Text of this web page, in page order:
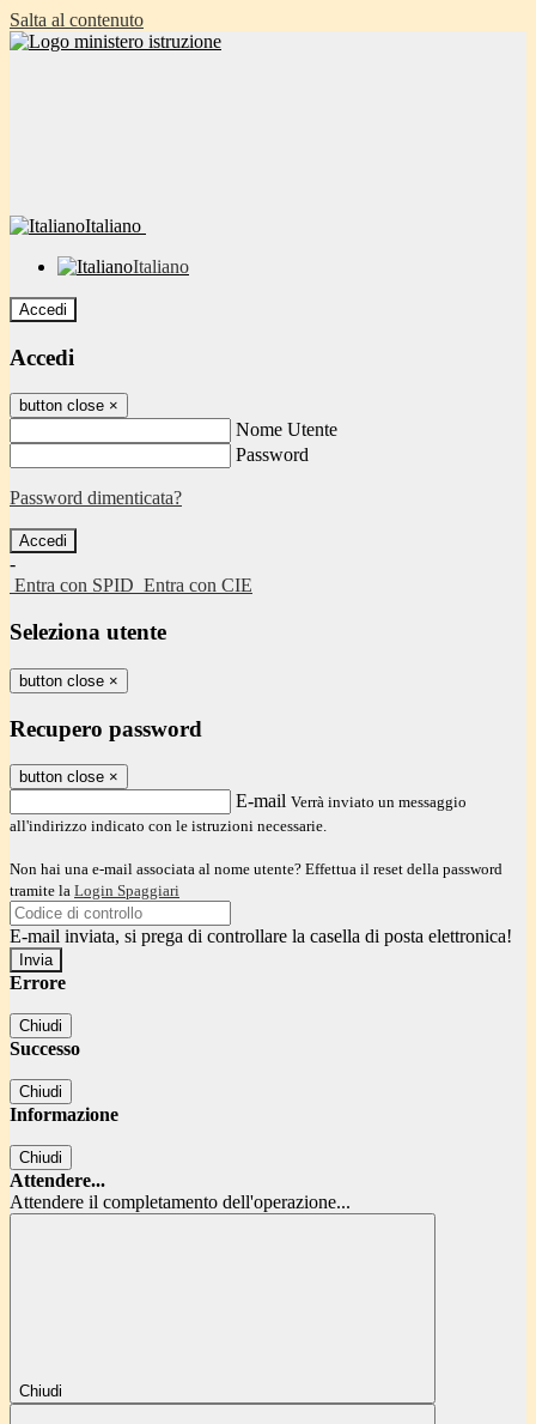
Salta al contenuto
Italiano
Italiano
Accedi
Accedi
button close ×
Nome Utente
Password
Password dimenticata?
-
Entra con SPID Entra con CIE
Seleziona utente
button close ×
Recupero password
button close ×
E-mail Verrà inviato un messaggio
all'indirizzo indicato con le istruzioni necessarie.
Non hai una e-mail associata al nome utente? Effettua il reset della password
tramite la Login Spaggiari
E-mail inviata, si prega di controllare la casella di posta elettronica!
Errore
Chiudi
Successo
Chiudi
Informazione
Chiudi
Attendere...
Attendere il completamento dell'operazione...
Chiudi